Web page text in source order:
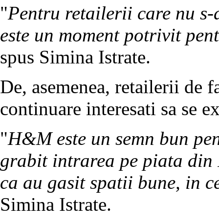
"Pentru retailerii care nu
este un moment potrivit
spus Simina Istrate.
De, asemenea, retailerii de
continuare interesati sa se
"H&M este un semn bun
grabit intrarea pe piata
ca au gasit spatii bune, in
Simina Istrate.